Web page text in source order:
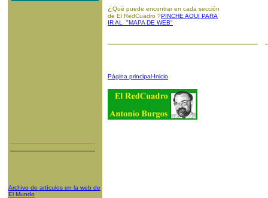
Archivo de artículos en la web de
El Mundo
¿ Qué puede encontrar en cada sección
de El RedCuadro ?PINCHE AQUI PARA
IR AL "MAPA DE WEB"
Página principal-Inicio